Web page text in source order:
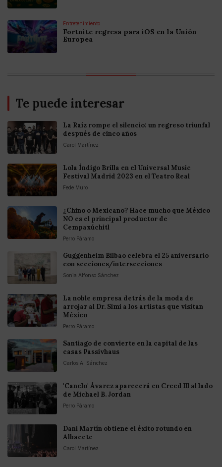
Entretenimiento
Fortnite regresa para iOS en la Unión
Europea
Te puede interesar
La Raíz rompe el silencio: un regreso triunfal
después de cinco años
Carol Martínez
Lola Índigo Brilla en el Universal Music
Festival Madrid 2023 en el Teatro Real
Fede Muro
¿Chino o Mexicano? Hace mucho que México
NO es el principal productor de
Cempaxúchitl
Perro Páramo
Guggenheim Bilbao celebra el 25 aniversario
con secciones/intersecciones
Sonia Alfonso Sánchez
La noble empresa detrás de la moda de
arrojar al Dr. Simi a los artistas que visitan
México
Perro Páramo
Santiago de convierte en la capital de las
casas Passivhaus
Carlos A. Sánchez
'Canelo' Ávarez aparecerá en Creed lll al lado
de Michael B. Jordan
Perro Páramo
Dani Martín obtiene el éxito rotundo en
Albacete
Carol Martínez